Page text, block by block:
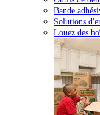
Bande
Solutions
Louez des